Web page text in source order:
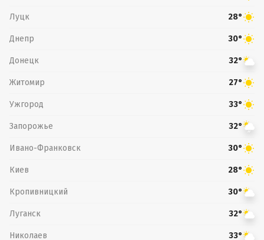
Луцк 28°
Днепр 30°
Донецк 32°
Житомир 27°
Ужгород 33°
Запорожье 32°
Ивано-Франковск 30°
Киев 28°
Кропивницкий 30°
Луганск 32°
Николаев 33°